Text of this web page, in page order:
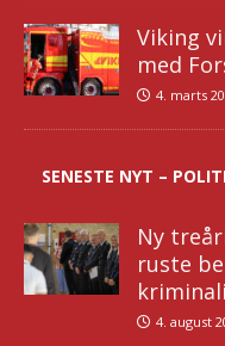
Viking
med
4. marts
SENESTE NYT –
Ny
ruste
4. august